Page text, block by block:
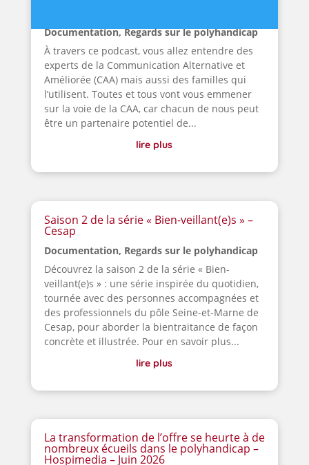
Documentation,Regards sur le polyhandicap
À travers ce podcast, vous allez entendre des
experts de la Communication Alternative et
Améliorée (CAA) mais aussi des familles qui
l’utilisent. Toutes et tous vont vous emmener
sur la voie de la CAA, car chacun de nous peut
être un partenaire potentiel de...
lire plus
Saison 2 de la série « Bien-veillant(e)s » –
Cesap
Documentation, Regards sur le polyhandicap
Découvrez la saison 2 de la série « Bien-
veillant(e)s » : une série inspirée du quotidien,
tournée avec des personnes accompagnées et
des professionnels du pôle Seine-et-Marne de
Cesap, pour aborder la bientraitance de façon
concrète et illustrée. Pour en savoir plus...
lire plus
La transformation de l’offre se heurte à de
nombreux écueils dans le polyhandicap –
Hospimedia – Juin 2026